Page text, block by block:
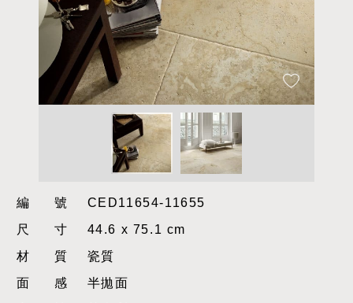
編號CED11654-11655
尺寸44.6 x 75.1 cm
材質瓷質
面感半拋面